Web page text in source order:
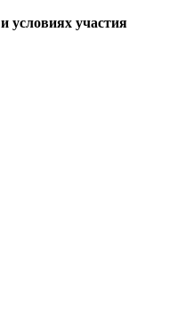
условиях участия